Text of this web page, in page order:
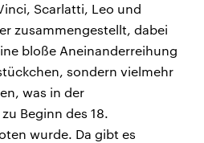
Scarlatti, Leo und
zusammengestellt, dabei
bloße Aneinanderreihung
sondern vielmehr
was in der
Beginn des 18.
wurde. Da gibt es